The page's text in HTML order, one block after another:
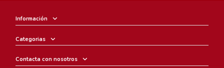
Información
Categorias
Contacta con nosotros